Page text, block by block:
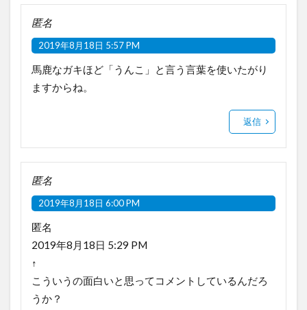
匿名
2019年8月18日 5:57 PM
馬鹿なガキほど「うんこ」と言う言葉を使いたがり
ますからね。
返信
匿名
2019年8月18日 6:00 PM
匿名
2019年8月18日 5:29 PM
↑
こういうの面白いと思ってコメントしているんだろ
うか？